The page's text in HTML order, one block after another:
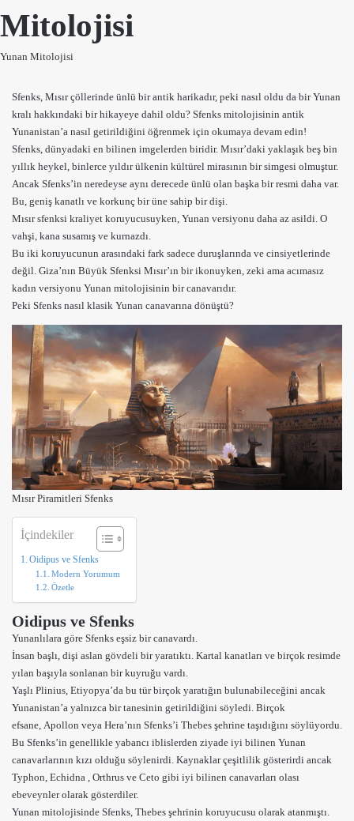
Mitolojisi
Yunan Mitolojisi
Sfenks, Mısırçöllerinde ünlü bir antik harikadır, peki nasıl oldu da birYunan
kralı hakkındaki bir hikayeye dahil oldu? Sfenks mitolojisinin antik
Yunanistan’a nasıl getirildiğini öğrenmek için okumaya devam edin!
Sfenks, dünyadaki en bilinen imgelerden biridir. Mısır’daki yaklaşık beş bin
yıllık heykel, binlerce yıldır ülkenin kültürel mirasının bir simgesi olmuştur.
Ancak Sfenks’in neredeyse aynı derecede ünlü olan başka bir resmi daha var.
Bu, geniş kanatlı ve korkunç bir üne sahip bir dişi.
Mısır sfenksi kraliyet koruyucusuyken, Yunan versiyonu daha az asildi. O
vahşi, kana susamış ve kurnazdı.
Bu iki koruyucunun arasındaki fark sadece duruşlarında ve cinsiyetlerinde
değil. Giza’nın Büyük Sfenksi Mısır’ın bir ikonuyken, zeki ama acımasız
kadın versiyonu Yunan mitolojisinin bir canavarıdır.
Peki Sfenks nasıl klasik Yunan canavarına dönüştü?
Mısır Piramitleri Sfenks
İçindekiler
Oidipus ve Sfenks
Modern Yorumum
Özetle
Oidipus ve Sfenks
Yunanlılara göre Sfenks eşsiz bir canavardı.
İnsan başlı, dişi aslan gövdeli bir yaratıktı. Kartal kanatları ve birçok resimde
yılan başıyla sonlanan bir kuyruğu vardı.
Yaşlı Plinius, Etiyopya’da bu tür birçok yaratığın bulunabileceğini ancak
Yunanistan’a yalnızca bir tanesinin getirildiğini söyledi. Birçok
efsane, Apollon veya Hera’nın Sfenks’i Thebes şehrine taşıdığını söylüyordu.
Bu Sfenks’in genellikle yabancı iblislerden ziyade iyi bilinen Yunan
canavarlarının kızı olduğu söylenirdi. Kaynaklar çeşitlilik gösterirdi ancak
Typhon, Echidna , Orthrus ve Ceto gibi iyi bilinen canavarları olası
ebeveynler olarak gösterdiler.
Yunan mitolojisinde Sfenks, Thebes şehrinin koruyucusu olarak atanmıştı.